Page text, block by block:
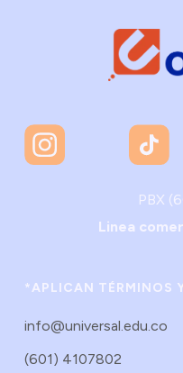
PBX
Linea
*APLICAN TÉRMINOS
info@universal.edu.co
(601) 4107802